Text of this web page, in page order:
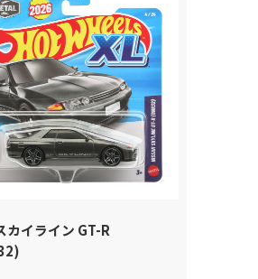
カイライン GT-R